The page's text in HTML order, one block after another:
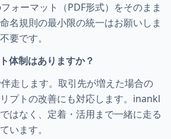
ォーマット（PDF形式）をそのまま
名規則の最小限の統一はお願いしま
要です。
体制はありますか？
走します。取引先が増えた場合の
プトの改善にも対応します。inankl
はなく、定着・活用まで一緒に走る
います。